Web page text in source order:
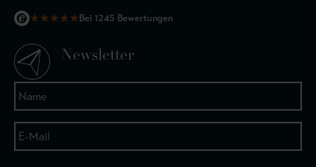
★★★★★Bei 1245 Bewertungen
Newsletter